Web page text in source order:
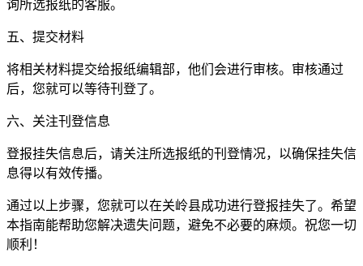
询所选报纸的客服。
五、提交材料
将相关材料提交给报纸编辑部，他们会进行审核。审核通过
后，您就可以等待刊登了。
六、关注刊登信息
登报挂失信息后，请关注所选报纸的刊登情况，以确保挂失信
息得以有效传播。
通过以上步骤，您就可以在关岭县成功进行登报挂失了。希望
本指南能帮助您解决遗失问题，避免不必要的麻烦。祝您一切
顺利！